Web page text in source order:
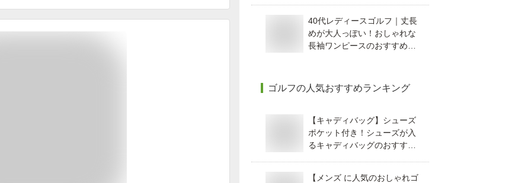
40代レディースゴルフ｜丈長
めが大人っぽい！おしゃれな
長袖ワンピースのおすすめ
ゴルフの人気おすすめランキング
【キャディバッグ】シューズ
ポケット付き！シューズが入
るキャディバッグのおすすめ
【メンズ に人気のおしゃれゴ